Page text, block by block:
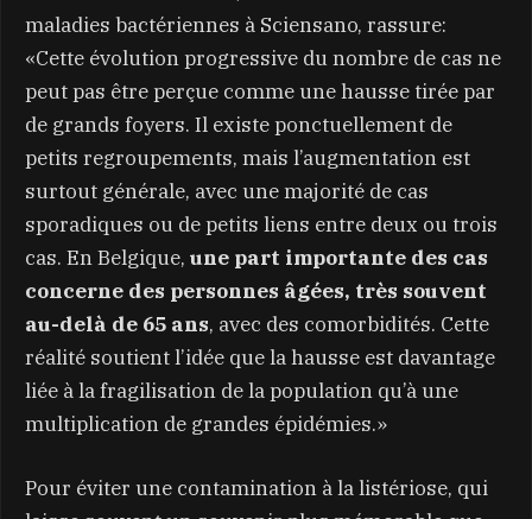
maladies bactériennes à Sciensano, rassure:
«Cette évolution progressive du nombre de cas ne
peut pas être perçue comme une hausse tirée par
de grands foyers. Il existe ponctuellement de
petits regroupements, mais l’augmentation est
surtout générale, avec une majorité de cas
sporadiques ou de petits liens entre deux ou trois
cas. En Belgique, une part importante des cas
concerne des personnes âgées, très souvent
au-delà de 65 ans, avec des comorbidités. Cette
réalité soutient l’idée que la hausse est davantage
liée à la fragilisation de la population qu’à une
multiplication de grandes épidémies.»
Pour éviter une contamination à la listériose, qui